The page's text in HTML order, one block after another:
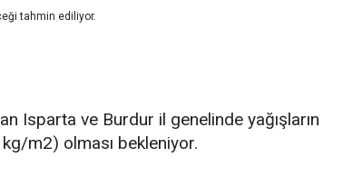
tahmin ediliyor.
Isparta ve Burdur il genelinde yağışların
m2) olması bekleniyor.